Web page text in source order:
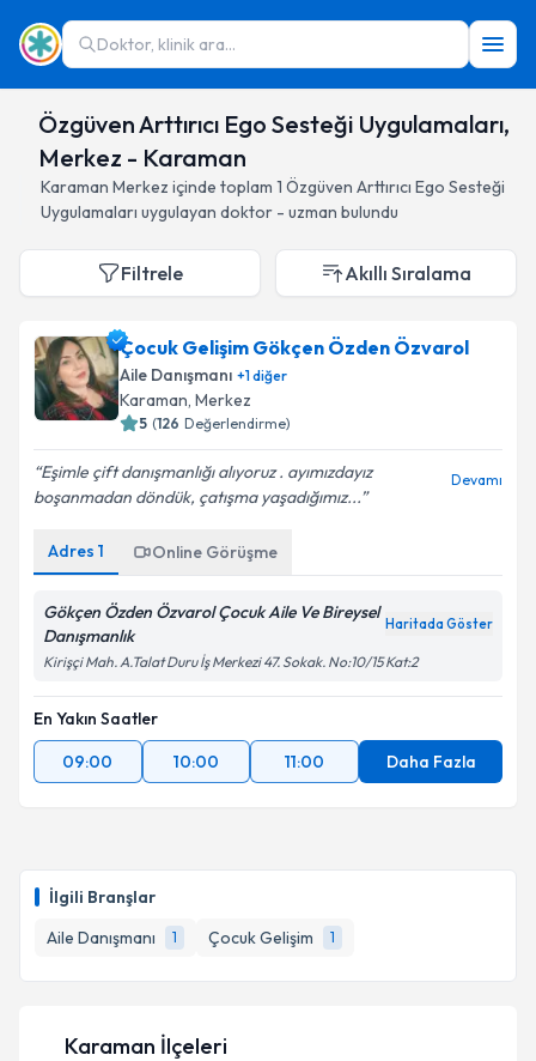
Doktor, klinik ara...
Özgüven Arttırıcı Ego Sesteği Uygulamaları,
Merkez - Karaman
Karaman Merkez içinde toplam 1 Özgüven Arttırıcı Ego Sesteği
Uygulamaları uygulayan doktor - uzman bulundu
İlgili Branşlar
Aile Danışmanı
1 Çocuk Gelişim 1
Filtrele Akıllı Sıralama
Çocuk Gelişim Gökçen Özden Özvarol
Aile Danışmanı +1diğer
Karaman, Merkez
5 (126 Değerlendirme)
Eşimle çift danışmanlığı alıyoruz . ayımızdayız
boşanmadan döndük, çatışma yaşadığımız...
Devamı
Adres 1 Online Görüşme
Gökçen Özden Özvarol Çocuk Aile Ve Bireysel
Danışmanlık
Haritada Göster
Kirişçi Mah. A.Talat Duru İş Merkezi 47. Sokak. No:10/15 Kat:2
En Yakın Saatler
09:00
10:00 11:00 Daha Fazla
Karaman İlçeleri